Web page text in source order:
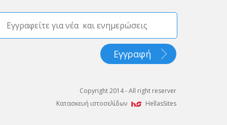
Copyright 2014 - All right reserver
Κατασκευή ιστοσελίδων
HellasSites